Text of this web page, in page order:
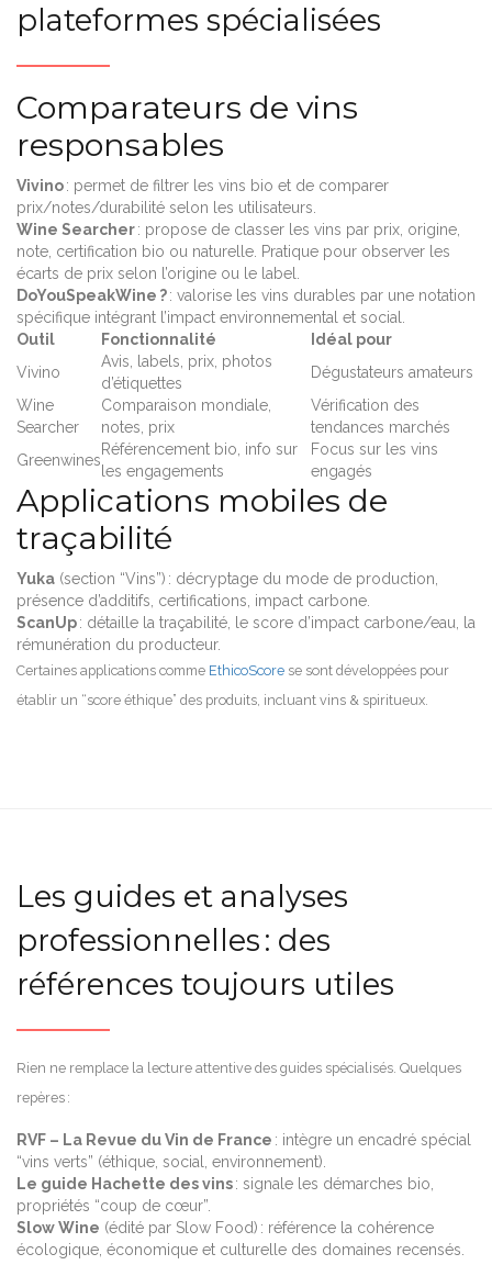
plateformes spécialisées
Comparateurs de vins
responsables
Vivino: permet de filtrer les vins bio et de comparer
prix/notes/durabilité selon les utilisateurs.
Wine Searcher: propose de classer les vins par prix, origine,
note, certification bio ou naturelle. Pratique pour observer les
écarts de prix selon l’origine ou le label.
DoYouSpeakWine ?: valorise les vins durables par une notation
spécifique intégrant l’impact environnemental et social.
Outil
Fonctionnalité
Idéal pour
Vivino
Avis, labels, prix, photos
d’étiquettes
Dégustateurs amateurs
Wine
Searcher
Comparaison mondiale,
notes, prix
Vérification des
tendances marchés
Greenwines
Référencement bio, info sur
les engagements
Focus sur les vins
engagés
Applications mobiles de
traçabilité
Yuka (section “Vins”) : décryptage du mode de production,
présence d’additifs, certifications, impact carbone.
ScanUp: détaille la traçabilité, le score d’impact carbone/eau, la
rémunération du producteur.
Certaines applications comme EthicoScore se sont développées pour
établir un “score éthique” des produits, incluant vins & spiritueux.
Les guides et analyses
professionnelles : des
références toujours utiles
Rien ne remplace la lecture attentive des guides spécialisés. Quelques
repères :
RVF – La Revue du Vin de France : intègre un encadré spécial
“vins verts” (éthique, social, environnement).
Le guide Hachette des vins: signale les démarches bio,
propriétés “coup de cœur”.
Slow Wine (édité par Slow Food) : référence la cohérence
écologique, économique et culturelle des domaines recensés.